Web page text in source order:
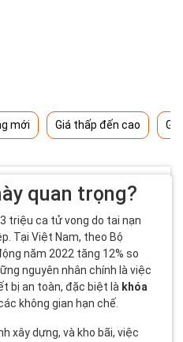
mới Giá thấp đến cao
quan trọng?
triệu ca tử vong do tai nạn
Tại Việt Nam, theo Bộ
năm 2022 tăng 12% so
nguyên nhân chính là việc
bị an toàn, đặc biệt là khóa
không gian hạn chế.
xây dựng, và kho bãi, việc